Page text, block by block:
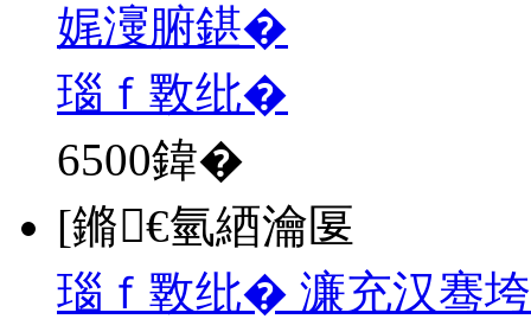
娓濅腑鍖�
瑙ｆ斁纰�
6500鍏�
[鏅€氫綇瀹匽
瑙ｆ斁纰� 濂充汉骞